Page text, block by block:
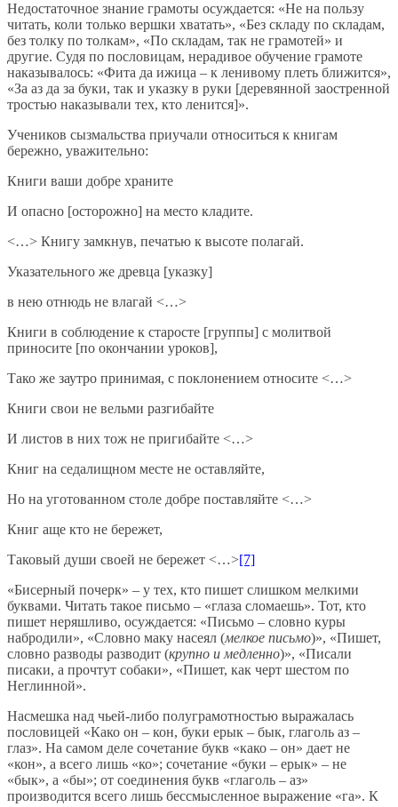
Недостаточное знание грамоты осуждается: «Не на пользу
читать, коли только вершки хватать», «Без складу по складам,
без толку по толкам», «По складам, так не грамотей» и
другие. Судя по пословицам, нерадивое обучение грамоте
наказывалось: «Фита да ижица – к ленивому плеть ближится»,
«За аз да за буки, так и указку в руки [деревянной заостренной
тростью наказывали тех, кто ленится]».
Учеников сызмальства приучали относиться к книгам
бережно, уважительно:
Книги ваши добре храните
И опасно [осторожно] на место кладите.
<…> Книгу замкнув, печатью к высоте полагай.
Указательного же древца [указку]
в нею отнюдь не влагай <…>
Книги в соблюдение к старосте [группы] с молитвой
приносите [по окончании уроков],
Тако же заутро принимая, с поклонением относите <…>
Книги свои не вельми разгибайте
И листов в них тож не пригибайте <…>
Книг на седалищном месте не оставляйте,
Но на уготованном столе добре поставляйте <…>
Книг аще кто не бережет,
Таковый души своей не бережет <…>[7]
«Бисерный почерк» – у тех, кто пишет слишком мелкими
буквами. Читать такое письмо – «глаза сломаешь». Тот, кто
пишет неряшливо, осуждается: «Письмо – словно куры
набродили», «Словно маку насеял (мелкое письмо)», «Пишет,
словно разводы разводит (крупно и медленно)», «Писали
писаки, а прочтут собаки», «Пишет, как черт шестом по
Неглинной».
Насмешка над чьей-либо полуграмотностью выражалась
пословицей «Како он – кон, буки ерык – бык, глаголь аз –
глаз». На самом деле сочетание букв «како – он» дает не
«кон», а всего лишь «ко»; сочетание «буки – ерык» – не
«бык», а «бы»; от соединения букв «глаголь – аз»
производится всего лишь бессмысленное выражение «га». К